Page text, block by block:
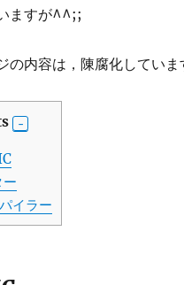
ますが^^;;
の内容は，陳腐化していま
ー
イラー